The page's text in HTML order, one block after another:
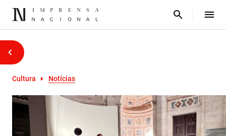
Cultura Notícias